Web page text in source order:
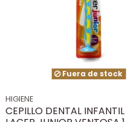
Fuera de stock
HIGIENE
CEPILLO DENTAL INFANTIL